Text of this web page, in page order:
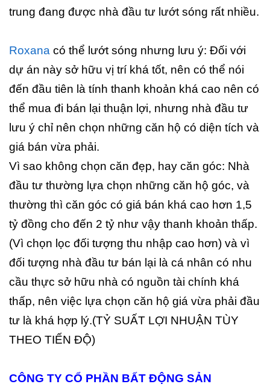
trung đang được nhà đầu tư lướt sóng rất nhiều.
Roxana có thể lướt sóng nhưng lưu ý: Đối với
dự án này sở hữu vị trí khá tốt, nên có thể nói
đến đầu tiên là tính thanh khoản khá cao nên có
thể mua đi bán lại thuận lợi, nhưng nhà đầu tư
lưu ý chỉ nên chọn những căn hộ có diện tích và
giá bán vừa phải.
Vì sao không chọn căn đẹp, hay căn góc: Nhà
đầu tư thường lựa chọn những căn hộ góc, và
thường thì căn góc có giá bán khá cao hơn 1,5
tỷ đồng cho đến 2 tỷ như vậy thanh khoản thấp.
(Vì chọn lọc đối tượng thu nhập cao hơn) và vì
đối tượng nhà đầu tư bán lại là cá nhân có nhu
cầu thực sở hữu nhà có nguồn tài chính khá
thấp, nên việc lựa chọn căn hộ giá vừa phải đầu
tư là khá hợp lý.(TỶ SUẤT LỢI NHUẬN TÙY
THEO TIẾN ĐỘ)
CÔNG TY CỔ PHẦN BẤT ĐỘNG SẢN